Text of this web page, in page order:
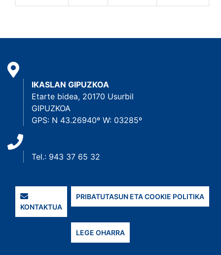
IKASLAN GIPUZKOA
Etarte bidea, 20170 Usurbil
GIPUZKOA
GPS: N 43.26940º W: 03285º
Tel.: 943 37 65 32
KONTAKTUA
PRIBATUTASUN ETA COOKIE POLITIKA
LEGE OHARRA